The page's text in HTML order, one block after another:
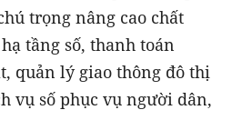
trọng nâng cao chất
tầng số, thanh toán
quản lý giao thông đô thị
vụ số phục vụ người dân,